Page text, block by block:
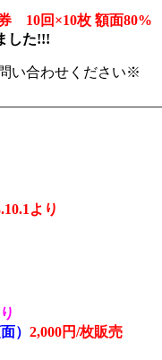
10回×10枚 額面80%
した!!!
い合わせください※
より
） 2,000円/枚販売